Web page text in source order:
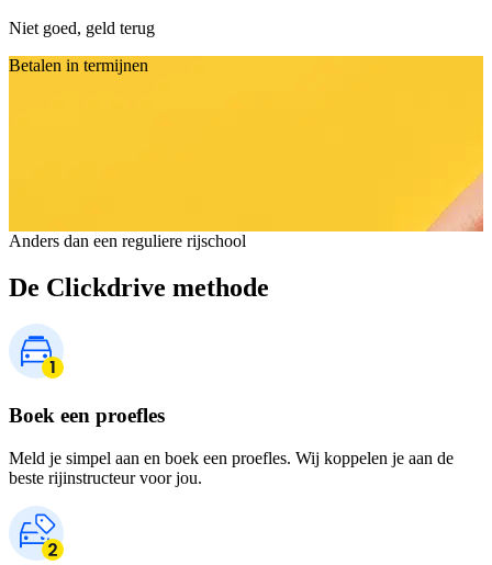
Niet goed, geld terug
Betalen in termijnen
Anders dan een reguliere rijschool
De Clickdrive methode
Boek een proefles
Meld je simpel aan en boek een proefles. Wij koppelen je aan de
beste rijinstructeur voor jou.